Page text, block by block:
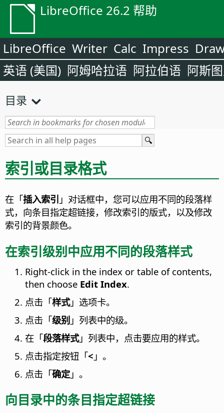
LibreOffice 26.2 帮助
LibreOffice Writer Calc Impress
英语 (美国) 阿姆哈拉语 阿拉伯语 阿斯
目录
索引或目录格式
在「插入索引 」对话框中，您可以应用不同的段落样
式，向条目指定超链接，修改索引的版式，以及修改
索引的背景颜色。
在索引级别中应用不同的段落样式
Right-click in the index or table of contents,
then choose Edit Index.
点击「样式」选项卡。
点击「级别 」列表中的级。
在「段落样式」列表中，点击要应用的样式。
点击指定按钮「< 」。
点击「确定 」。
向目录中的条目指定超链接